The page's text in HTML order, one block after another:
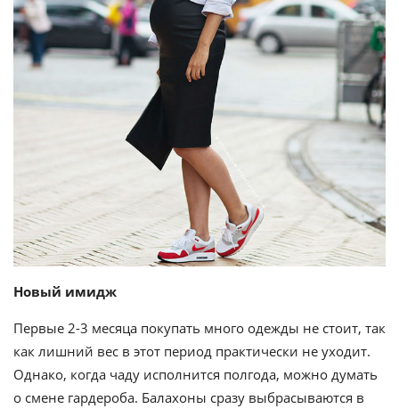
Новый имидж
Первые 2-3 месяца покупать много одежды не стоит, так
как лишний вес в этот период практически не уходит.
Однако, когда чаду исполнится полгода, можно думать
о смене гардероба. Балахоны сразу выбрасываются в